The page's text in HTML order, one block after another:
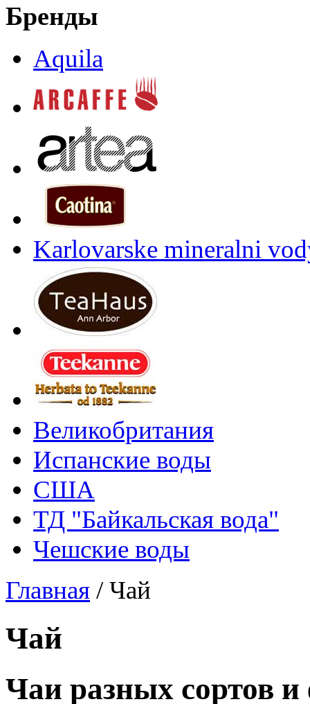
Бренды
Aquila
Karlovarske mineralni
Великобритания
Испанские воды
США
ТД "Байкальская вода"
Чешские воды
Главная /Чай
Чай
Чаи разных сортов и